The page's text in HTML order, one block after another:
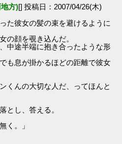
方)[] 投稿日：2007/04/26(木)
た彼女の髪の束を避けるように
の顔を覗き込んだ。
中途半端に抱き合ったような形
も息が掛かるほどの距離で彼女
くんの大切な人だ、ってほんと
とし、答える。
く。」